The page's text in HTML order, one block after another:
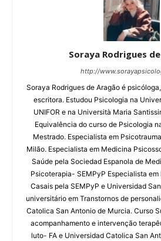
Soraya Rodrigues
http://
Soraya Rodrigues de Aragão é
escritora. Estudou Psicologia na
UNIFOR e na Università Maria
Equivalência do curso de Psicologia
Mestrado. Especialista em
Milão. Especialista em Medicina
Saúde pela Sociedad Espanola de
Psicoterapia- SEMPyP Especialista
Casais pela SEMPyP e Universidad
universitário em Transtornos de
Catolica San Antonio de Murcia. Curso
acompanhamento e intervenção
luto- FA e Universidad Catolica San